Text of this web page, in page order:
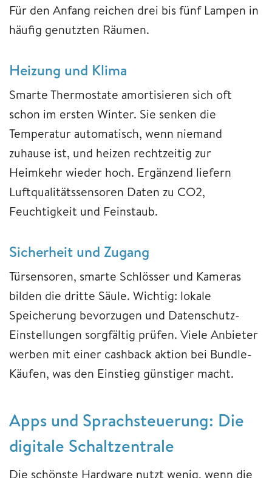
Für den Anfang reichen drei bis fünf Lampen in
häufig genutzten Räumen.
Heizung und Klima
Smarte Thermostate amortisieren sich oft
schon im ersten Winter. Sie senken die
Temperatur automatisch, wenn niemand
zuhause ist, und heizen rechtzeitig zur
Heimkehr wieder hoch. Ergänzend liefern
Luftqualitätssensoren Daten zu CO2,
Feuchtigkeit und Feinstaub.
Sicherheit und Zugang
Türsensoren, smarte Schlösser und Kameras
bilden die dritte Säule. Wichtig: lokale
Speicherung bevorzugen und Datenschutz-
Einstellungen sorgfältig prüfen. Viele Anbieter
werben mit einer cashback aktion bei Bundle-
Käufen, was den Einstieg günstiger macht.
Apps und Sprachsteuerung: Die
digitale Schaltzentrale
Die schönste Hardware nutzt wenig, wenn die